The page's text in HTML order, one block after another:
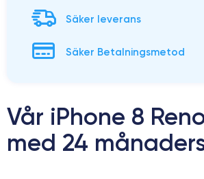
Säker leverans
Säker Betalningsmetod
Vår iPhone 8
med 24